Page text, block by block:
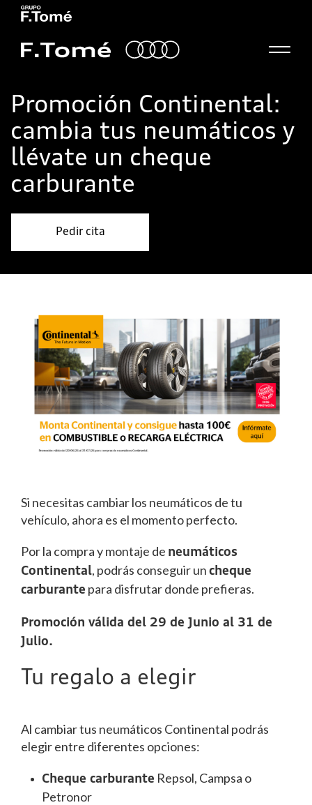
Promoción Continental:
cambia tus neumáticos y
llévate un cheque
carburante
Pedir cita
Si necesitas cambiar los neumáticos de tu
vehículo, ahora es el momento perfecto.
Por la compra y montaje de neumáticos
Continental, podrás conseguir un cheque
carburante para disfrutar donde prefieras.
Promoción válida del 29 de Junio al 31 de
Julio.
Tu regalo a elegir
Al cambiar tus neumáticos Continental podrás
elegir entre diferentes opciones:
Cheque carburante Repsol, Campsa o
Petronor